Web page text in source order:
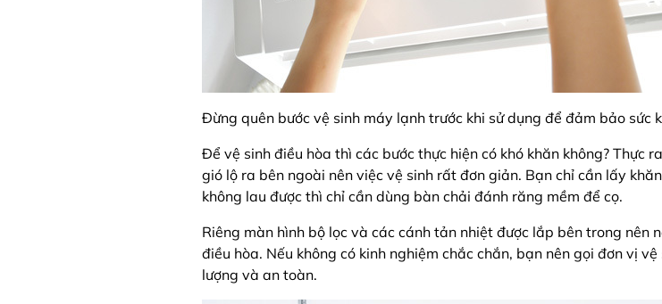
Đừng quên bước vệ sinh máy lạnh trước khi sử dụng để đảm bảo sức
Để vệ sinh điều hòa thì các bước thực hiện có khó khăn không? Thực
gió lộ ra bên ngoài nên việc vệ sinh rất đơn giản. Bạn chỉ cần lấy
không lau được thì chỉ cần dùng bàn chải đánh răng mềm để cọ.
Riêng màn hình bộ lọc và các cánh tản nhiệt được lắp bên trong nên
điều hòa. Nếu không có kinh nghiệm chắc chắn, bạn nên gọi đơn vị
lượng và an toàn.